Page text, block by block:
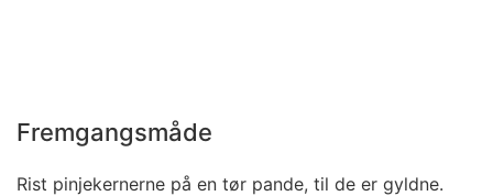
Fremgangsmåde
Rist pinjekernerne på en tør pande, til de er gyldne.